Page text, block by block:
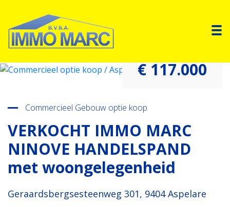
€ 117.000
Terug naar overzicht
Commercieel Gebouw optie koop
VERKOCHT IMMO MARC
NINOVE HANDELSPAND
met woongelegenheid
Geraardsbergsesteenweg 301, 9404 Aspelare